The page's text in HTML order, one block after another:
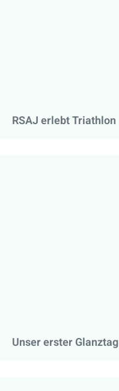
RSAJ erlebt Triathlon
Unser erster Glanztag